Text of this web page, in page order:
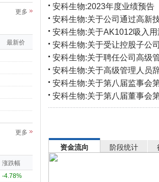
更多
最新价
更多
涨跌幅
-4.78%
安科生物:2023年度业绩预告
安科生物:关于公司通过高新
安科生物:关于AK1012吸入
安科生物:关于受让控股子公
安科生物:关于聘任公司高级
安科生物:关于高级管理人员
安科生物:关于第八届监事会
安科生物:关于第八届董事会
资金流向 阶段统计